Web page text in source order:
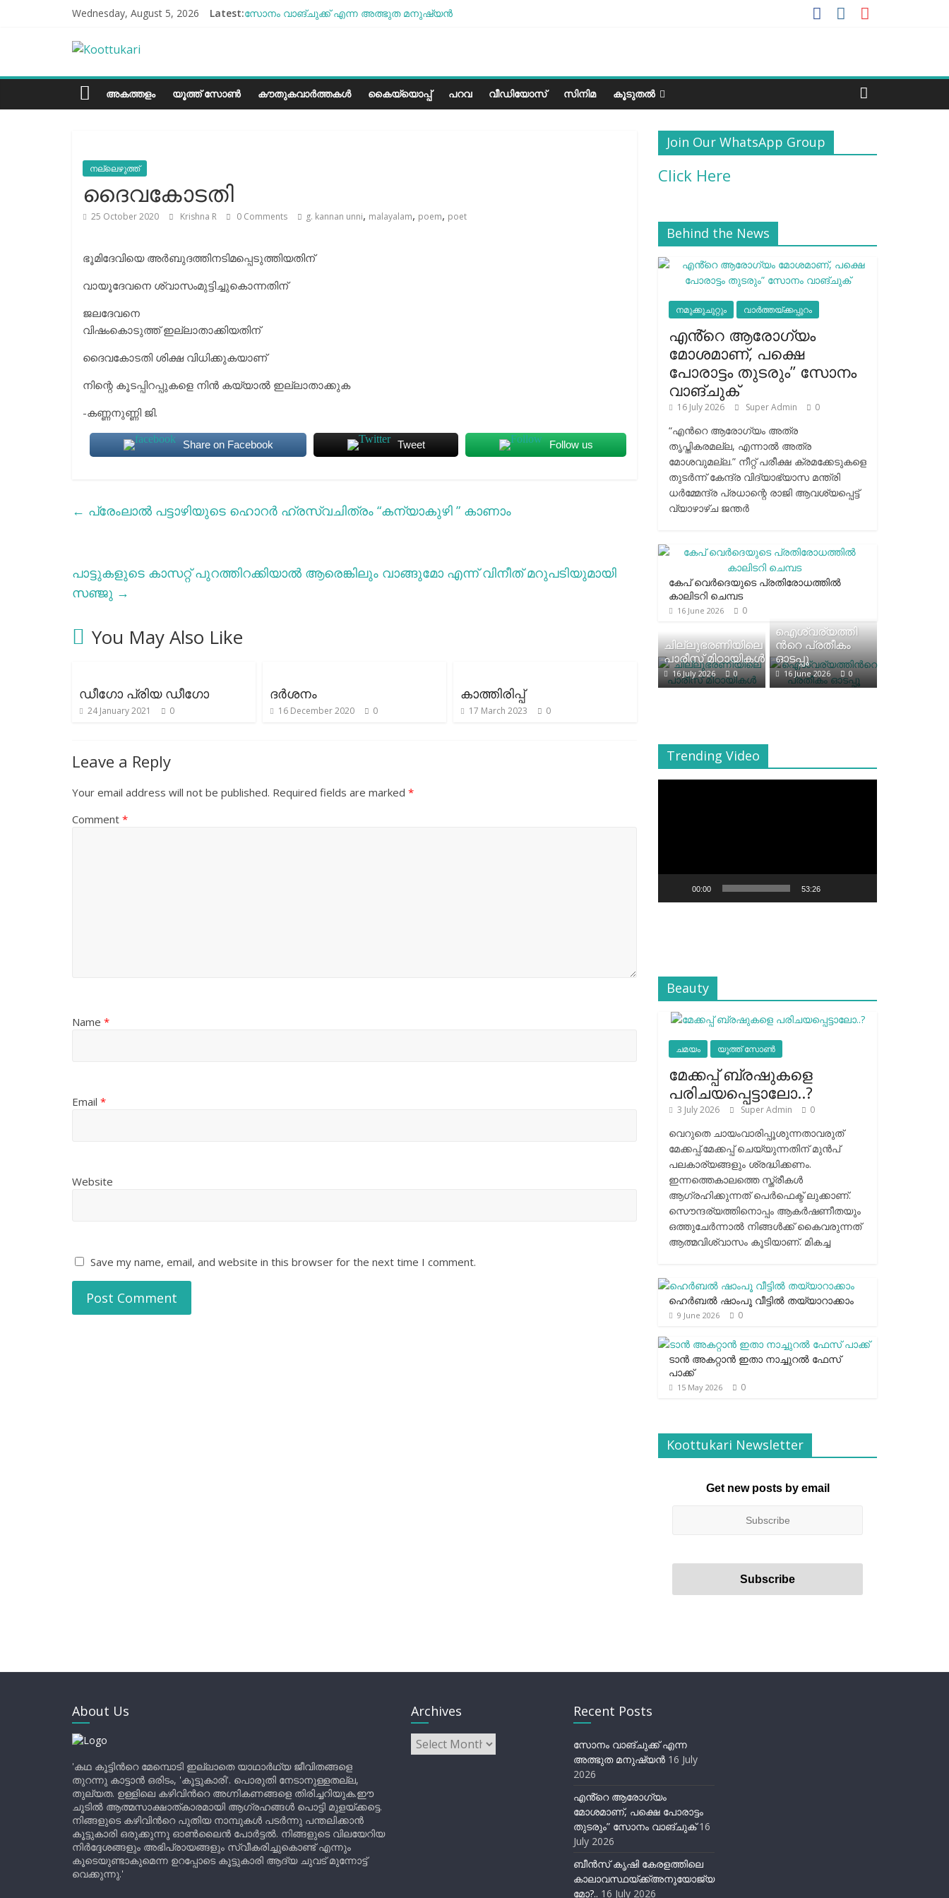
Wednesday, August 5, 2026 Latest:സോനം വാങ്ചുക്ക് എന്ന അത്ഭുത മനുഷ്യന്‍
ചില്ലുഭരണിയിലെ പാരീസ് മിഠായികള്‍
Koottukari
Kottukariഅകത്തളം യൂത്ത് സോൺ കൗതുകവാർത്തകൾ കൈയ്യൊപ്പ് പറവ വീഡിയോസ് സിനിമ കൂടുതൽ
നല്ലെഴുത്ത്
ദൈവകോടതി
25 October 2020 Krishna R 0 Comments g. kannan unni, malayalam, poem, poet
ഭൂമിദേവിയെ അർബുദത്തിനടിമപ്പെടുത്തിയതിന്
വായൂദേവനെ ശ്വാസംമുട്ടിച്ചുകൊന്നതിന്
ജലദേവനെ
വിഷംകൊടുത്ത് ഇല്ലാതാക്കിയതിന്
ദൈവകോടതി ശിക്ഷ വിധിക്കുകയാണ്
നിന്റെ കൂടപ്പിറപ്പുകളെ നിൻ കയ്യാൽ ഇല്ലാതാക്കുക
-കണ്ണനുണ്ണി ജി.
Share on Facebook Tweet Follow us
← പ്രേംലാൽ പട്ടാഴിയുടെ ഹൊറര്‍ ഹ്രസ്വചിത്രം “കന്യാകുഴി ” കാണാം
പാട്ടുകളുടെ കാസറ്റ് പുറത്തിറക്കിയാൽ ആരെങ്കിലും വാങ്ങുമോ എന്ന് വിനീത് മറുപടിയുമായി
സഞ്ജു →
You May Also Like
ഡീഗോ പ്രിയ ഡീഗോ
24 January 2021 0
ദർശനം
16 December 2020 0
കാത്തിരിപ്പ്
17 March 2023 0
Leave a Reply
Your email address will not be published. Required fields are marked *
Comment *
Name *
Email *
Website
Save my name, email, and website in this browser for the next time I comment.
Join Our WhatsApp Group
Click Here
Behind the News
നമുക്കുചുറ്റും വാർത്തയ്ക്കപ്പുറം
എൻ്റെ ആരോഗ്യം
മോശമാണ്, പക്ഷെ
പോരാട്ടം തുടരും” സോനം
വാങ്ചുക്
16 July 2026 Super Admin 0
“എന്‍റെ ആരോഗ്യം അത്ര
തൃപ്തികരമല്ല, എന്നാൽ അത്ര
മോശവുമല്ല.” നീറ്റ് പരീക്ഷ ക്രമക്കേടുകളെ
തുടർന്ന് കേന്ദ്ര വിദ്യാഭ്യാസ മന്ത്രി
ധർമ്മേന്ദ്ര പ്രധാന്റെ രാജി ആവശ്യപ്പെട്ട്
വ്യാഴാഴ്ച ജന്തർ
കേപ് വെര്‍ദെയുടെ പ്രതിരോധത്തില്‍
കാലിടറി ചെമ്പട
16 June 2026 0
ചില്ലുഭരണിയിലെ
പാരീസ് മിഠായികള്‍
16 July 2026 0
ഐശ്വര്യത്തി
ന്‍റെ പ്രതീകം
ഓടപ്പൂ
16 June 2026 0
Trending Video
00:00 53:26
Beauty
ചമയം യൂത്ത് സോൺ
മേക്കപ്പ് ബ്രഷുകളെ
പരിചയപ്പെട്ടാലോ..?
3 July 2026 Super Admin 0
വെറുതെ ചായംവാരിപ്പൂശുന്നതാവരുത്
മേക്കപ്പ്.മേക്കപ്പ് ചെയ്യുന്നതിന് മുന്‍പ്
പലകാര്യങ്ങളും ശ്രദ്ധിക്കണം.
ഇന്നത്തെകാലത്തെ സ്ത്രീകള്‍
ആഗ്രഹിക്കുന്നത് പെര്‍ഫെക്ട് ലുക്കാണ്.
സൌന്ദര്യത്തിനൊപ്പം ആകര്‍ഷണീതയും
ഒത്തുചേര്‍ന്നാല്‍ നിങ്ങള്‍ക്ക് കൈവരുന്നത്
ആത്മവിശ്വാസം കൂടിയാണ്. മികച്ച
ഹെര്‍ബല്‍ ഷാംപൂ വീട്ടില്‍ തയ്യാറാക്കാം
9 June 2026 0
ടാന്‍ അകറ്റാന്‍ ഇതാ നാച്ചുറല്‍ ഫേസ്
പാക്ക്
15 May 2026 0
Koottukari Newsletter
Get new posts by email
About Us
'കഥ കൂട്ടിന്‍റെ മേമ്പൊടി ഇല്ലാതെ യാഥാർഥ്യ ജീവിതങ്ങളെ
തുറന്നു കാട്ടാൻ ഒരിടം, 'കൂട്ടുകാരി'. പൊരുതി നേടാനുള്ളതല്ല,
തുല്യത. ഉള്ളിലെ കഴിവിന്‍റെ അഗ്നികണങ്ങളെ തിരിച്ചറിയുക.ഈ
ചൂടിൽ ആത്മസാക്ഷാത്കാരമായി ആഗ്രഹങ്ങൾ പൊട്ടി മുളയ്ക്കട്ടെ.
നിങ്ങളുടെ കഴിവിന്‍റെ പുതിയ നാമ്പുകൾ പടർന്നു പന്തലിക്കാൻ
കൂട്ടുകാരി ഒരുക്കുന്നു ഓൺലൈൻ പോർട്ടൽ. നിങ്ങളുടെ വിലയേറിയ
നിർദ്ദേശങ്ങളും അഭിപ്രായങ്ങളും സ്വീകരിച്ചുകൊണ്ട് എന്നും
കൂടെയുണ്ടാകുമെന്ന ഉറപ്പോടെ കൂട്ടുകാരി ആദ്യ ചുവട് മുന്നോട്ട്
വെക്കുന്നു.'
Archives
Archives
Recent Posts
സോനം വാങ്ചുക്ക് എന്ന
അത്ഭുത മനുഷ്യന്‍ 16 July
2026
എൻ്റെ ആരോഗ്യം
മോശമാണ്, പക്ഷെ പോരാട്ടം
തുടരും” സോനം വാങ്ചുക് 16
July 2026
ബീന്‍സ് കൃഷി കേരളത്തിലെ
കാലാവസ്ഥയ്ക്ക്അനുയോജ്യ
മോ?.. 16 July 2026